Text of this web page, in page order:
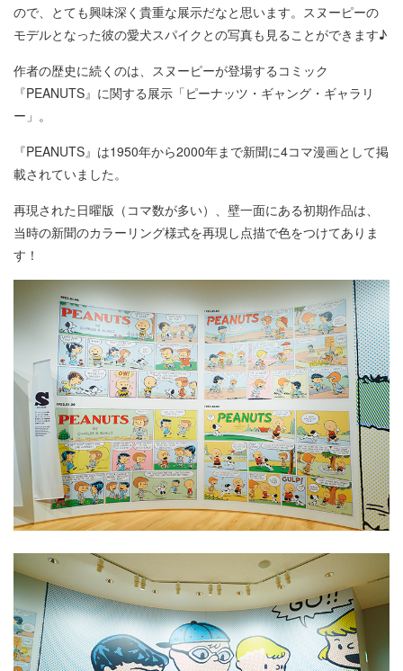
ので、とても興味深く貴重な展示だなと思います。スヌーピーの
モデルとなった彼の愛犬スパイクとの写真も見ることができます♪
作者の歴史に続くのは、スヌーピーが登場するコミック
『PEANUTS』に関する展示「ピーナッツ・ギャング・ギャラリ
ー」。
『PEANUTS』は1950年から2000年まで新聞に4コマ漫画として掲
載されていました。
再現された日曜版（コマ数が多い）、壁一面にある初期作品は、
当時の新聞のカラーリング様式を再現し点描で色をつけてありま
す！